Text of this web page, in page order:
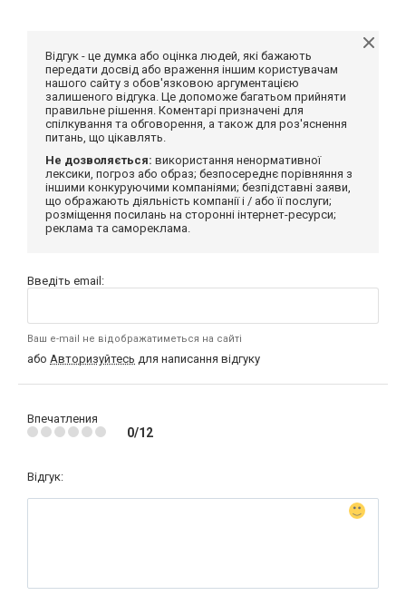
Відгук - це думка або оцінка людей, які бажають
передати досвід або враження іншим користувачам
нашого сайту з обов'язковою аргументацією
залишеного відгука. Це допоможе багатьом прийняти
правильне рішення. Коментарі призначені для
спілкування та обговорення, а також для роз'яснення
питань, що цікавлять.
Не дозволяється: використання ненормативної
лексики, погроз або образ; безпосереднє порівняння з
іншими конкуруючими компаніями; безпідставні заяви,
що ображають діяльність компанії і / або її послуги;
розміщення посилань на сторонні інтернет-ресурси;
реклама та самореклама.
Введіть email:
Ваш e-mail не відображатиметься на сайті
або Авторизуйтесь для написання відгуку
Впечатления
0/12
Відгук: